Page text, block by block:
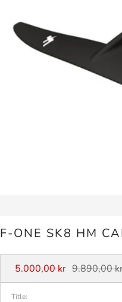
F-ONE SK8 HM
Vanlig
pris
5.000,00 kr Salgspris
9.890,00
Title: